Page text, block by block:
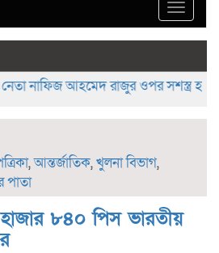
Toggle
নাফিজ আহমেদ রাজুর ওপর সশস্ত্র
,আন্তর্জাতিক,খুলনা বিভাগ,
পাতা
৮৪০ পিস ভারতীয়